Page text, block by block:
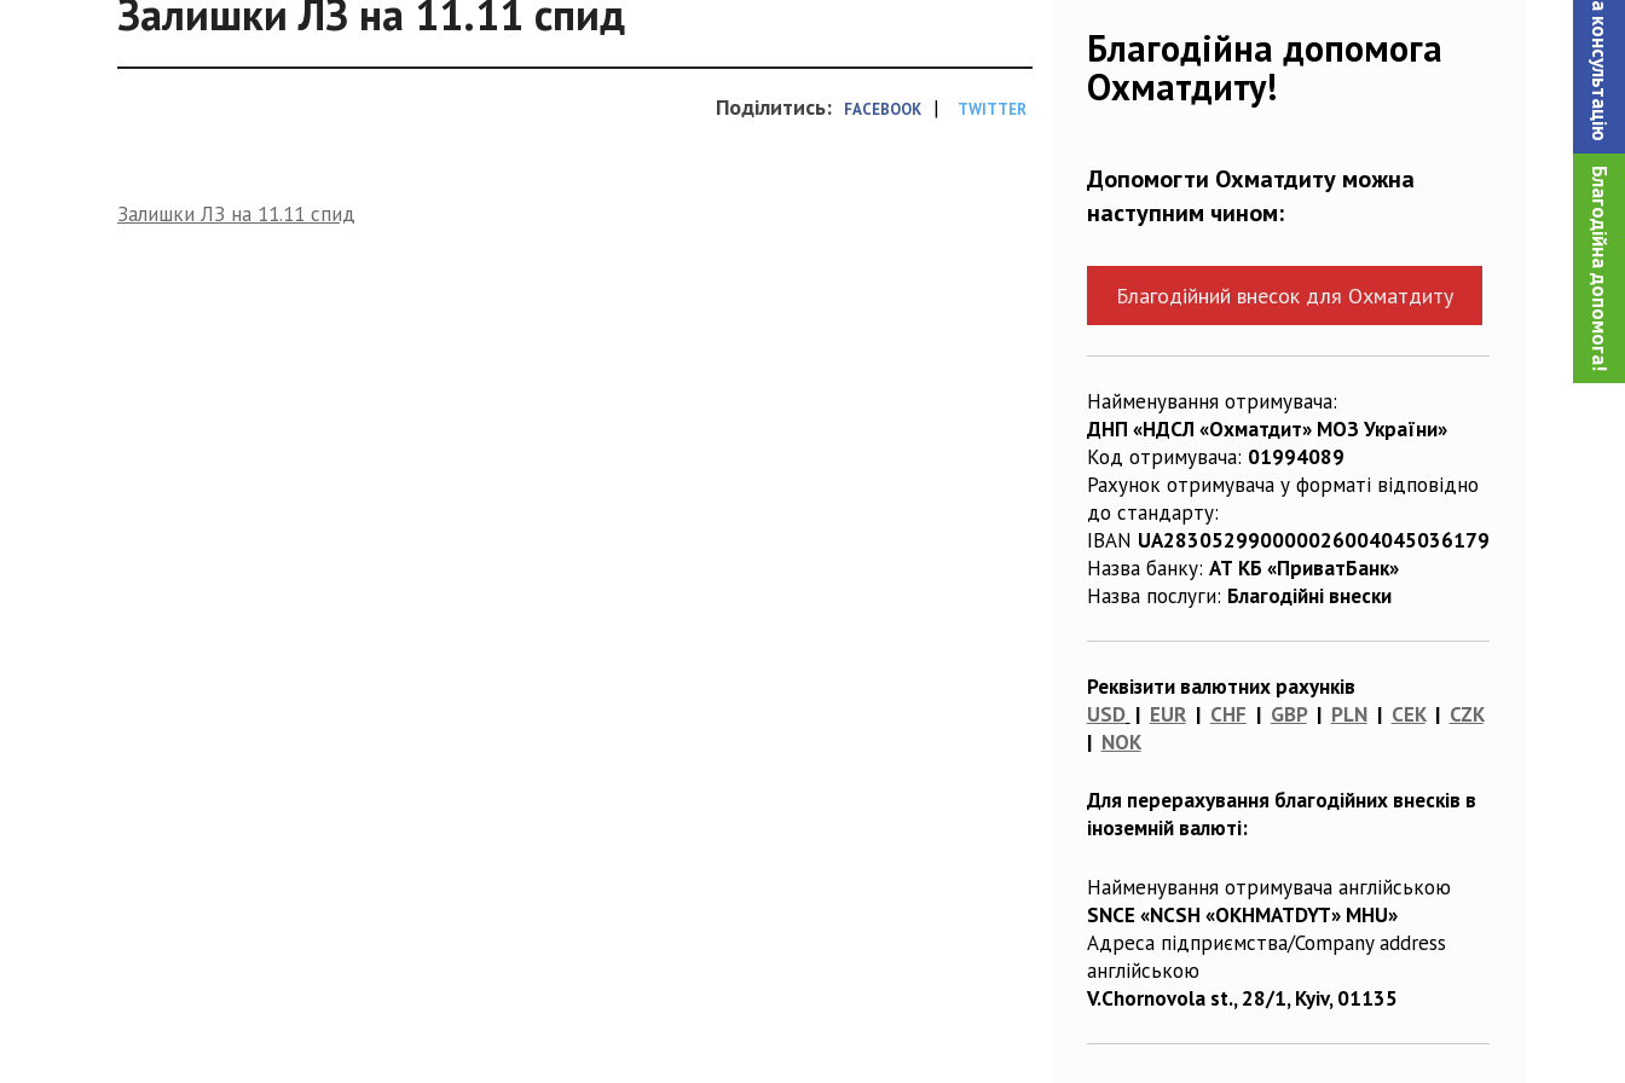
Благодійна допомога!
Залишки ЛЗ на 11.11 спид
Поділитись: FACEBOOK | TWITTER
Залишки ЛЗ на 11.11 спид
Благодійна допомога
Охматдиту!
Допомогти Охматдиту можна
наступним чином:
Благодійний внесок для Охматдиту
Найменування отримувача:
ДНП «НДСЛ «Охматдит» МОЗ України»
Код отримувача: 01994089
Рахунок отримувача у форматі відповідно
до стандарту:
IBAN UA283052990000026004045036179
Назва банку: АТ КБ «ПриватБанк»
Назва послуги: Благодійні внески
Реквізити валютних рахунків
USD | EUR| CHF | GBP| PLN| CEK| CZK
| NOK
Для перерахування благодійних внесків в
іноземній валюті:
Найменування отримувача англійською
SNCE «NCSH «OKHMATDYT» MHU»
Адреса підприємства/Company address
англійською
V.Chornovola st., 28/1, Kyiv, 01135